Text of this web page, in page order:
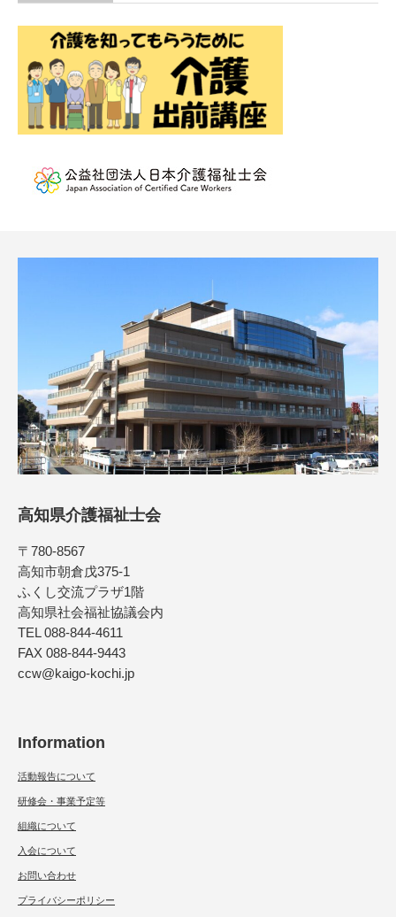
高知県介護福祉士会
〒780-8567
高知市朝倉戊375-1
ふくし交流プラザ1階
高知県社会福祉協議会内
TEL 088-844-4611
FAX 088-844-9443
ccw@kaigo-kochi.jp
Information
活動報告について
研修会・事業予定等
組織について
入会について
お問い合わせ
プライバシーポリシー